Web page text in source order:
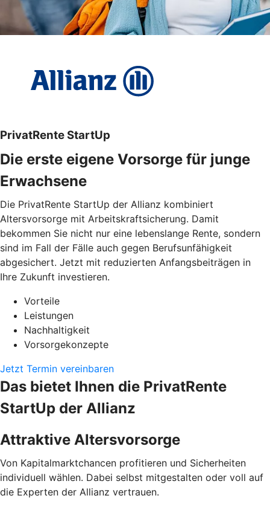
PrivatRente StartUp
Die erste eigene Vorsorge für junge
Erwachsene
Die PrivatRente StartUp der Allianz kombiniert
Altersvorsorge mit Arbeitskraftsicherung. Damit
bekommen Sie nicht nur eine lebenslange Rente, sondern
sind im Fall der Fälle auch gegen Berufsunfähigkeit
abgesichert. Jetzt mit reduzierten Anfangsbeiträgen in
Ihre Zukunft investieren.
Vorteile
Leistungen
Nachhaltigkeit
Vorsorgekonzepte
Jetzt Termin vereinbaren
Das bietet Ihnen die PrivatRente
StartUp der Allianz
Attraktive Altersvorsorge
Von Kapitalmarktchancen profitieren und Sicherheiten
individuell wählen. Dabei selbst mitgestalten oder voll auf
die Experten der Allianz vertrauen.